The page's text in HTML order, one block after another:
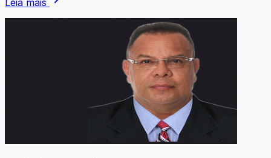
Leia mais